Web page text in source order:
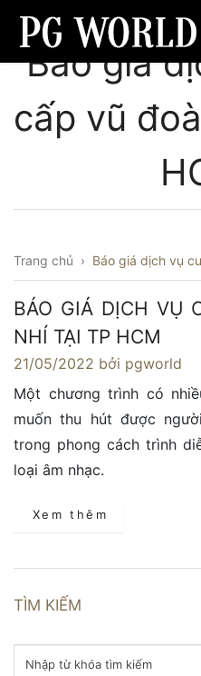
Báo giá
cấp vũ
Trang chủ › Báo giá dịch vụ
BÁO GIÁ DỊCH VỤ
NHÍ TẠI TP HCM
21/05/2022 bởi pgworld
Một chương trình có
muốn thu hút được
trong phong cách trình
loại âm nhạc.
Xem thêm
TÌM KIẾM